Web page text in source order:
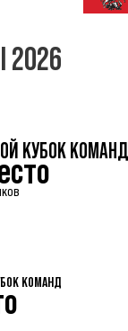
2026
КУБОК КОМАНД
КОМАНД